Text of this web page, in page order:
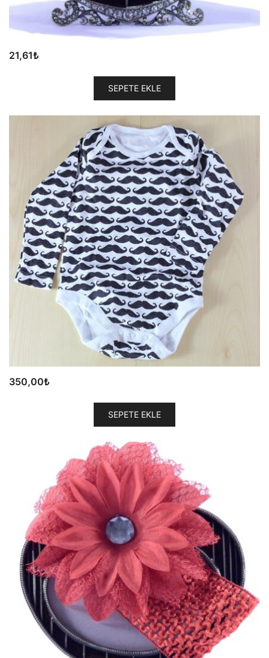
21,61₺
SEPETE EKLE
350,00₺
SEPETE EKLE